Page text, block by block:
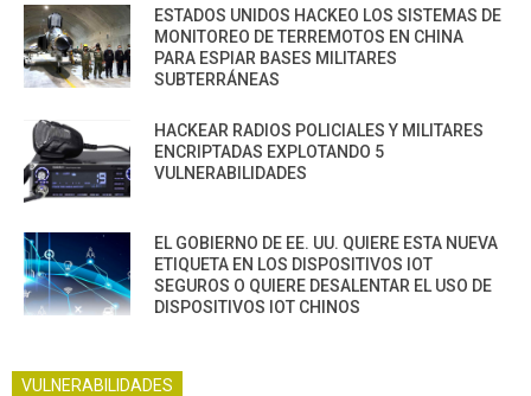
ESTADOS UNIDOS HACKEO LOS SISTEMAS DE
MONITOREO DE TERREMOTOS EN CHINA
PARA ESPIAR BASES MILITARES
SUBTERRÁNEAS
HACKEAR RADIOS POLICIALES Y MILITARES
ENCRIPTADAS EXPLOTANDO 5
VULNERABILIDADES
EL GOBIERNO DE EE. UU. QUIERE ESTA NUEVA
ETIQUETA EN LOS DISPOSITIVOS IOT
SEGUROS O QUIERE DESALENTAR EL USO DE
DISPOSITIVOS IOT CHINOS
VULNERABILIDADES